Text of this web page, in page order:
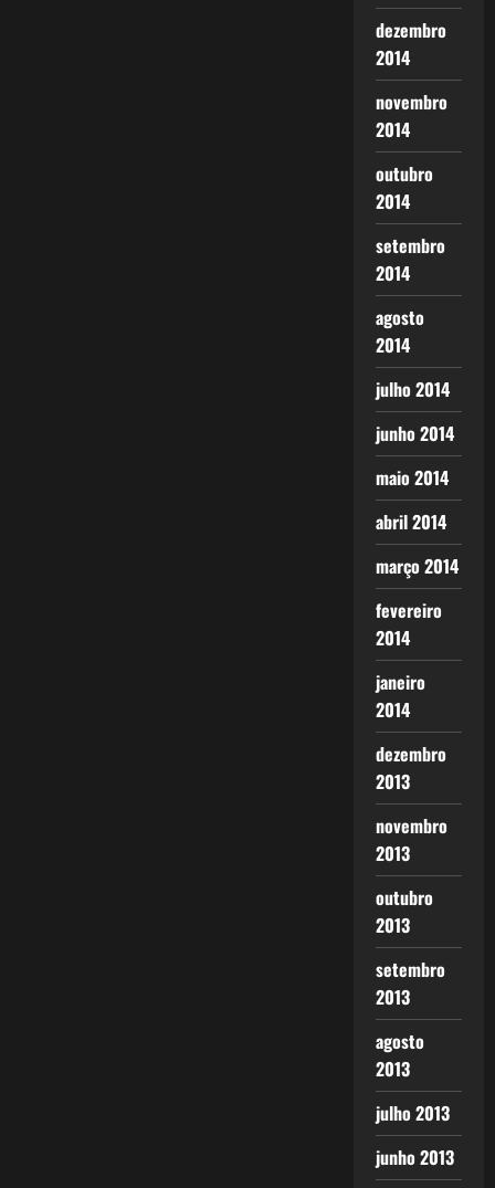
dezembro
2014
novembro
2014
outubro
2014
setembro
2014
agosto
2014
julho 2014
junho 2014
maio 2014
abril 2014
março 2014
fevereiro
2014
janeiro
2014
dezembro
2013
novembro
2013
outubro
2013
setembro
2013
agosto
2013
julho 2013
junho 2013